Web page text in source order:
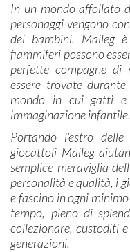
In un mondo affollato
personaggi vengono
dei bambini. Maileg
fiammiferi possono
perfette compagne di
essere trovate
mondo in cui gatti
immaginazione infantile.
Portando l’estro
giocattoli Maileg
semplice meraviglia
personalità e qualità, i
e fascino in ogni
tempo, pieno di
collezionare, custoditi
generazioni.